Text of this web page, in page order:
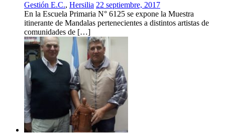
Gestión E.C., Hersilia 22 septiembre, 2017
En la Escuela Primaria N° 6125 se expone la Muestra
itinerante de Mandalas pertenecientes a distintos artistas de
comunidades de […]